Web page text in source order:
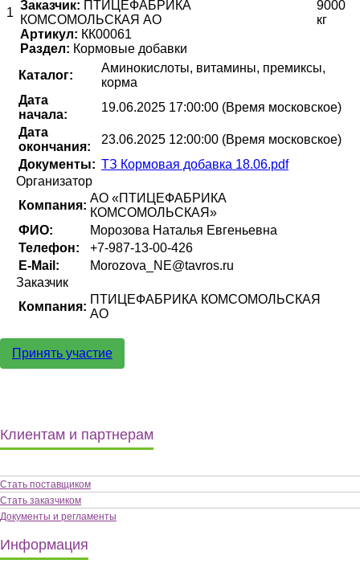
1
Заказчик: ПТИЦЕФАБРИКА
КОМСОМОЛЬСКАЯ АО
Артикул: КК00061
Раздел: Кормовые добавки
9000
кг
Каталог:
Аминокислоты, витамины, премиксы,
корма
Дата
начала:
19.06.2025 17:00:00 (Время московское)
Дата
окончания:
23.06.2025 12:00:00 (Время московское)
Документы: ТЗ Кормовая добавка 18.06.pdf
Организатор
Компания:
АО «ПТИЦЕФАБРИКА
КОМСОМОЛЬСКАЯ»
ФИО:
Морозова Наталья Евгеньевна
Телефон:
+7-987-13-00-426
E-Mail:
Morozova_NE@tavros.ru
Заказчик
Компания:
ПТИЦЕФАБРИКА КОМСОМОЛЬСКАЯ
АО
Принять участие
Клиентам и партнерам
Стать поставщиком
Стать заказчиком
Документы и регламенты
Информация